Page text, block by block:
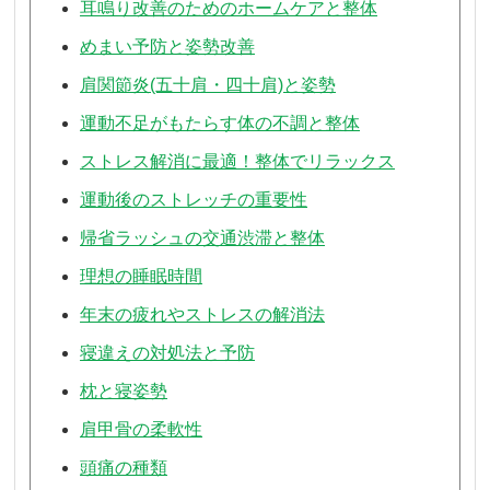
耳鳴り改善のためのホームケアと整体
めまい予防と姿勢改善
肩関節炎(五十肩・四十肩)と姿勢
運動不足がもたらす体の不調と整体
ストレス解消に最適！整体でリラックス
運動後のストレッチの重要性
帰省ラッシュの交通渋滞と整体
理想の睡眠時間
年末の疲れやストレスの解消法
寝違えの対処法と予防
枕と寝姿勢
肩甲骨の柔軟性
頭痛の種類